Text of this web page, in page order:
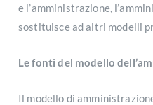
e l’amministrazione,
sostituisce ad altri modelli
Le fonti del modello
Il modello di